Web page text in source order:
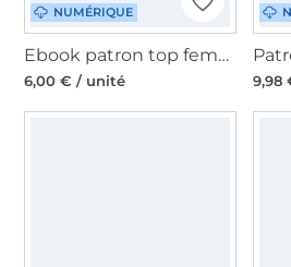
NUMÉRIQUE
Ebook patron top femme pdf Heidi My Image S1318, en français
6,00 € / unité 9,98